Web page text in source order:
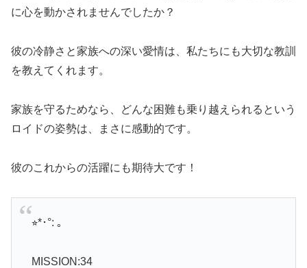
に心を動かされませんでしたか？
彼の冷静さと家族への深い愛情は、私たちにも大切な教訓
を教えてくれます。
家族を守るためなら、どんな困難も乗り越えられるという
ロイドの姿勢は、まさに感動的です。
彼のこれからの活躍にも期待大です！
⭐︎*･°: ｡
MISSION:34